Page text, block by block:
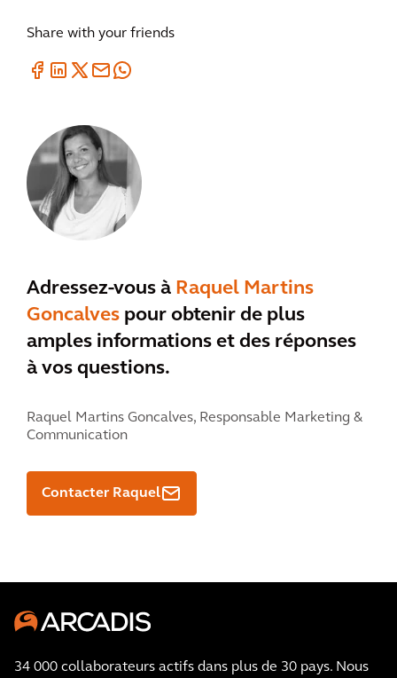
Share with your friends
Adressez-vous à Raquel Martins
Goncalves pour obtenir de plus
amples informations et des réponses
à vos questions.
Raquel Martins Goncalves, Responsable Marketing &
Communication
Contacter Raquel
34 000 collaborateurs actifs dans plus de 30 pays. Nous